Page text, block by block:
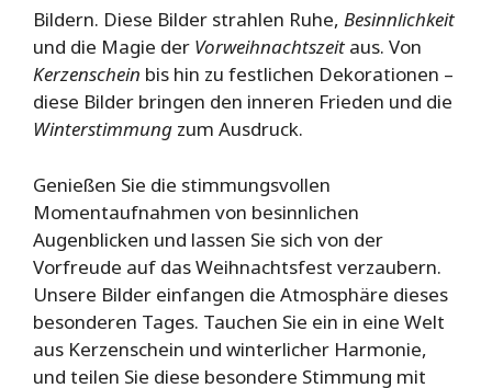
Bildern. Diese Bilder strahlen Ruhe, Besinnlichkeit
und die Magie der Vorweihnachtszeit aus. Von
Kerzenschein bis hin zu festlichen Dekorationen –
diese Bilder bringen den inneren Frieden und die
Winterstimmung zum Ausdruck.
Genießen Sie die stimmungsvollen
Momentaufnahmen von besinnlichen
Augenblicken und lassen Sie sich von der
Vorfreude auf das Weihnachtsfest verzaubern.
Unsere Bilder einfangen die Atmosphäre dieses
besonderen Tages. Tauchen Sie ein in eine Welt
aus Kerzenschein und winterlicher Harmonie,
und teilen Sie diese besondere Stimmung mit